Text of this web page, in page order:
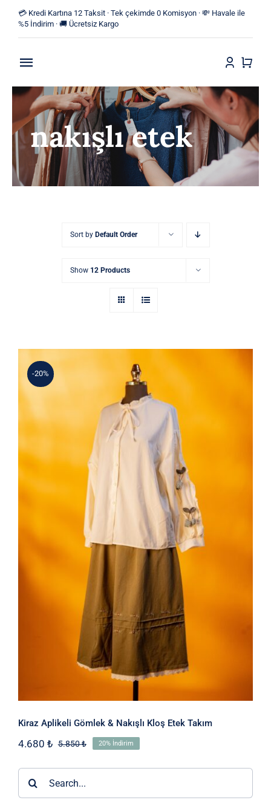
content
💳 Kredi Kartına 12 Taksit · Tek çekimde 0 Komisyon · 💸 Havale ile
%5 İndirim · 🚚 Ücretsiz Kargo
Toggle
Navigation
Anasayfa
Mağaza
Yeni Ürünler
nakışlı etek
Sort by Default Order
Show 12 Products
-20%
Kiraz Aplikeli Gömlek & Nakışlı Kloş
Etek Takım
Kiraz Aplikeli Gömlek & Nakışlı Kloş Etek Takım
5.850₺Orijinal
4.680 ₺
Şu
4.680 ₺.
20% İndirim